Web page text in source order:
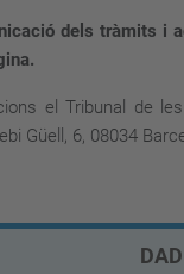
dels tràmits i
el Tribunal de
Güell, 6, 08034
DE